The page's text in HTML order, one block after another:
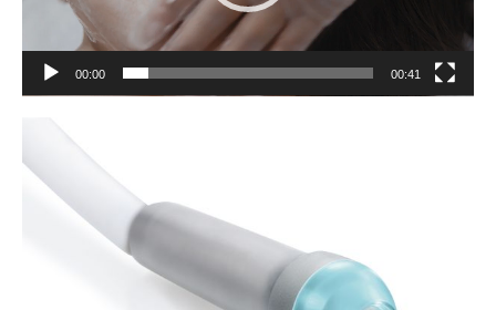
00:00 00:41